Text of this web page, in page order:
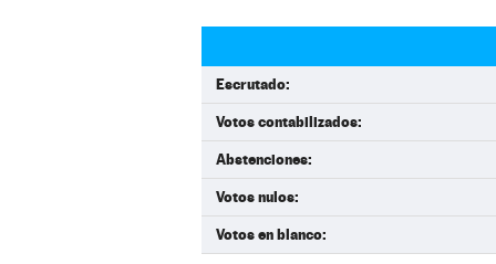
Escrutado:
Votos contabilizados:
Abstenciones:
Votos nulos:
Votos en blanco: